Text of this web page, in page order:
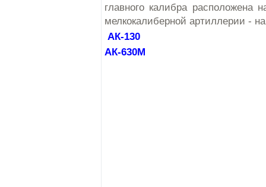
главного калибра расположена
мелкокалиберной артиллерии -
АК-130
АК-630М